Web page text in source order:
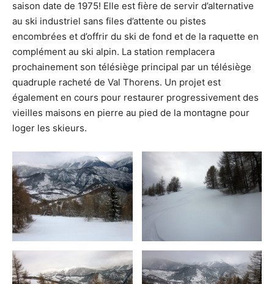
saison date de 1975! Elle est fière de servir d’alternative
au ski industriel sans files d’attente ou pistes
encombrées et d’offrir du ski de fond et de la raquette en
complément au ski alpin. La station remplacera
prochainement son télésiège principal par un télésiège
quadruple racheté de Val Thorens. Un projet est
également en cours pour restaurer progressivement des
vieilles maisons en pierre au pied de la montagne pour
loger les skieurs.